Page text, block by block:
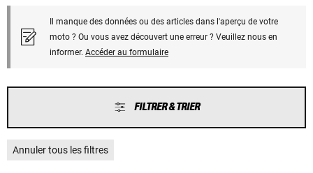
Il manque des données ou des articles dans l'aperçu de votre
moto ? Ou vous avez découvert une erreur ? Veuillez nous en
informer. Accéder au formulaire
FILTRER & TRIER
Annuler tous les filtres